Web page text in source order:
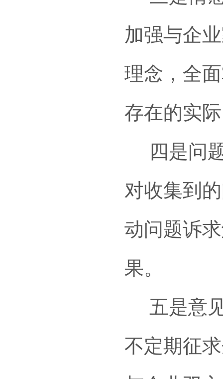
加强与企
理念，全
存在的实
四是问
对收集到
动问题诉
果。
五是意
不定期征